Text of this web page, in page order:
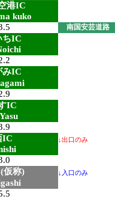
港IC
kuko
南国安芸道路
ちIC
みIC
IC
IC ↓出口のみ
仮称) ↓入口のみ